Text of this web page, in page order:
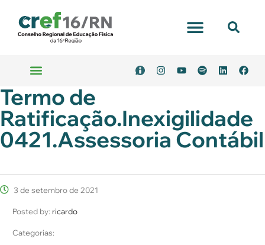
Termo de
Ratificação.Inexigilidade
0421.Assessoria Contábil
3 de setembro de 2021
Posted by: ricardo
Categorias: